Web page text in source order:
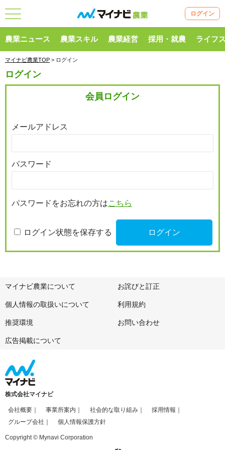
ログイン
農業ニュース 農業スキル 農業経営 採用・就農 ライフ
マイナビ農業TOP > ログイン
ログイン
会員ログイン
メールアドレス
パスワード
パスワードをお忘れの方はこちら
ログイン状態を保存する
マイナビ農業について お詫びと訂正
個人情報の取扱いについて 利用規約
推奨環境 お問い合わせ
広告掲載について
株式会社マイナビ
会社概要 事業所案内 社会的な取り組み
採用情報
グループ会社
個人情報保護方針
Copyright © Mynavi Corporation